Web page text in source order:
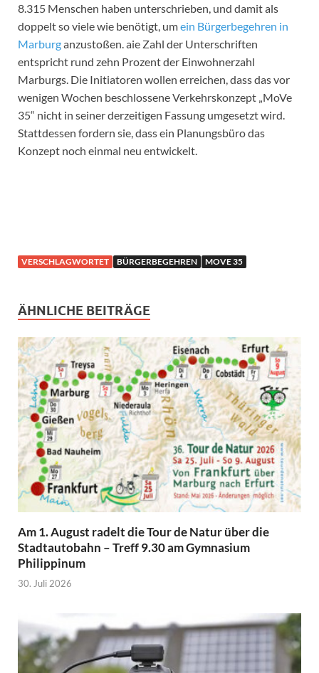
8.315 Menschen haben unterschrieben, und damit als
doppelt so viele wie benötigt, umein Bürgerbegehren in
Marburganzustoßen. aie Zahl der Unterschriften
entspricht rund zehn Prozent der Einwohnerzahl
Marburgs. Die Initiatoren wollen erreichen, dass das vor
wenigen Wochen beschlossene Verkehrskonzept „MoVe
35“ nicht in seiner derzeitigen Fassung umgesetzt wird.
Stattdessen fordern sie, dass ein Planungsbüro das
Konzept noch einmal neu entwickelt.
VERSCHLAGWORTET BÜRGERBEGEHREN MOVE 35
ÄHNLICHE BEITRÄGE
Am 1. August radelt die Tour de Natur über die
Stadtautobahn – Treff 9.30 am Gymnasium
Philippinum
30. Juli 2026